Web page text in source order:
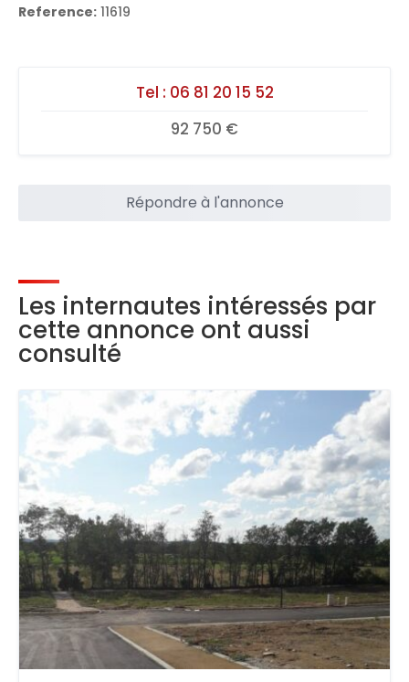
Reference: 11619
Tel : 06 81 20 15 52
92 750 €
Répondre à l'annonce
Les internautes intéressés par
cette annonce ont aussi
consulté